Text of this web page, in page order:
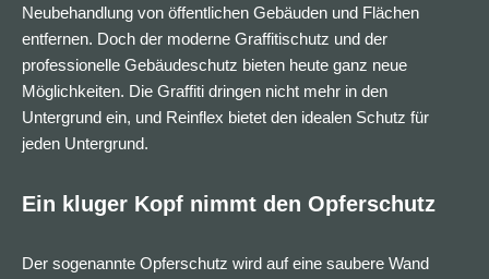
Neubehandlung von öffentlichen Gebäuden und Flächen
entfernen. Doch der moderne Graffitischutz und der
professionelle Gebäudeschutz bieten heute ganz neue
Möglichkeiten. Die Graffiti dringen nicht mehr in den
Untergrund ein, und Reinflex bietet den idealen Schutz für
jeden Untergrund.
Ein kluger Kopf nimmt den Opferschutz
Der sogenannte Opferschutz wird auf eine saubere Wand